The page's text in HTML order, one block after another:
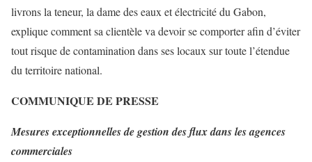
livrons la teneur, la dame des eaux et électricité du Gabon,
explique comment sa clientèle va devoir se comporter afin d’éviter
tout risque de contamination dans ses locaux sur toute l’étendue
du territoire national.
COMMUNIQUE DE PRESSE
Mesures exceptionnelles de gestion des flux dans les agences
commerciales